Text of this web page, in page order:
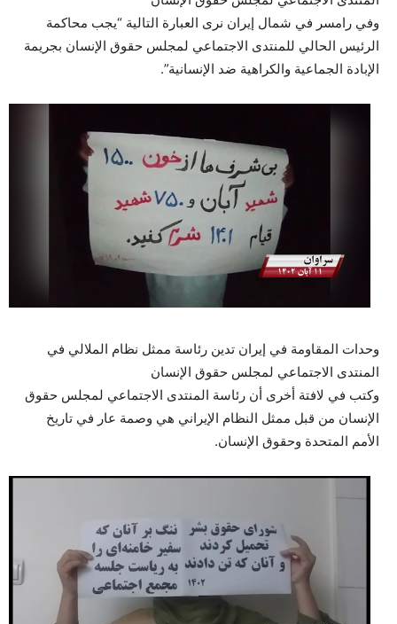
وفي رامسر في شمال إيران نرى العبارة التالية “يجب محاكمة
الرئيس الحالي للمنتدى الاجتماعي لمجلس حقوق الإنسان بجريمة
الإبادة الجماعية والكراهية ضد الإنسانية”.
وحدات المقاومة في إيران تدين رئاسة ممثل نظام الملالي في
المنتدى الاجتماعي لمجلس حقوق الإنسان
وكتب في لافتة أخرى أن رئاسة المنتدى الاجتماعي لمجلس حقوق
الإنسان من قبل ممثل النظام الإيراني هي وصمة عار في تاريخ
الأمم المتحدة وحقوق الإنسان.